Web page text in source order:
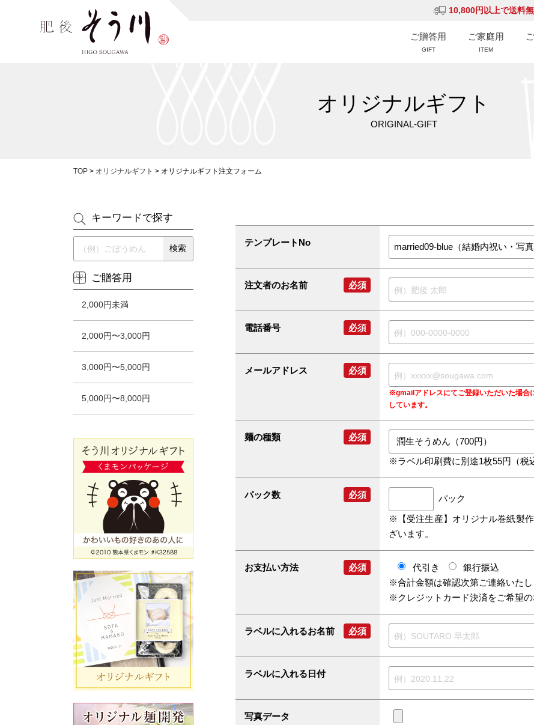
10,800円以上で送料
ご贈答用
GIFT
ご家庭用
ITEM
オリジナルギフト
ORIGINAL-GIFT
TOP > オリジナルギフト > オリジナルギフト注文フォーム
テンプレートNo
注文者のお名前 必須
電話番号 必須
メールアドレス 必須
※gmailアドレスにてご登録いただいた場合
しています。
麺の種類 必須
※ラベル印刷費に別途1枚55円（税
パック数 必須 パック
※【受注生産】オリジナル巻紙製
ざいます。
お支払い方法 必須 代引き
銀行振込
※合計金額は確認次第ご連絡いたし
※クレジットカード決済をご希望の
ラベルに入れるお名前 必須
ラベルに入れる日付
写真データ
キーワードで探す
ご贈答用
2,000円未満
2,000円〜3,000円
3,000円〜5,000円
5,000円〜8,000円